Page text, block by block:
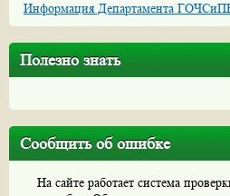
Информация Департамента
Полезно знать
Сообщить об ошибке
На сайте работает система